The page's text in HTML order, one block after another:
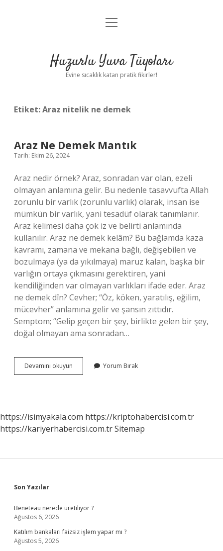
Anasayfa
Yasal Uyarı
menüyü
Huzurlu Yuva Tüyoları
Evine sıcaklık katan pratik fikirler!
Etiket:Araz nitelik ne demek
Araz Ne Demek Mantık
Tarih: Ekim 26, 2024
Araz nedir örnek? Araz, sonradan var olan, ezeli
olmayan anlamına gelir. Bu nedenle tasavvufta Allah
zorunlu bir varlık (zorunlu varlık) olarak, insan ise
mümkün bir varlık, yani tesadüf olarak tanımlanır.
Araz kelimesi daha çok iz ve belirti anlamında
kullanılır. Araz ne demek kelâm? Bu bağlamda kaza
kavramı, zamana ve mekana bağlı, değişebilen ve
bozulmaya (ya da yıkılmaya) maruz kalan, başka bir
varlığın ortaya çıkmasını gerektiren, yani
kendiliğinden var olmayan varlıkları ifade eder. Araz
ne demek dîn? Cevher; “Öz, köken, yaratılış, eğilim,
mücevher” anlamına gelir ve şansın zıttıdır.
Semptom; “Gelip geçen bir şey, birlikte gelen bir şey,
doğal olmayan ama sonradan…
Devamını okuyun
Ne
Yorum Bırak
https://isimyakala.com https://kriptohabercisi.com.tr
https://kariyerhabercisi.com.trSitemap
Sidebar
Son Yazılar
Beneteau nerede üretiliyor ?
Ağustos 6, 2026
Katılım bankaları faizsiz işlem yapar mı ?
Ağustos 5, 2026